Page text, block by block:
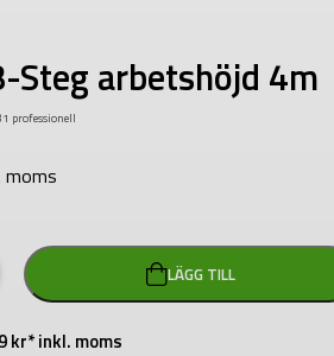
Steg arbetshöjd 4m
professionell
moms
LÄGG TILL
kr* inkl. moms